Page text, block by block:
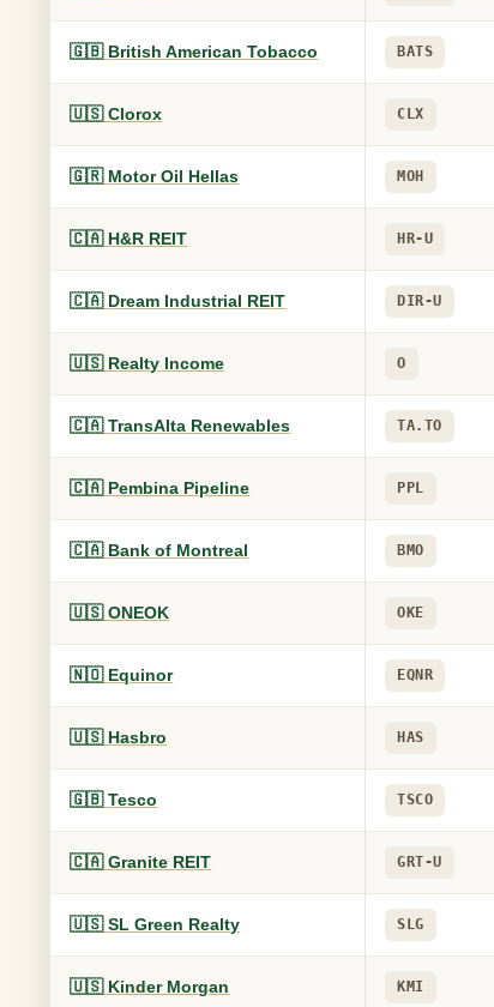
🇬🇧 British American Tobacco BATS
🇺🇸 Clorox CLX
🇬🇷 Motor Oil Hellas MOH
🇨🇦 H&R REIT HR-U
🇨🇦 Dream Industrial REIT DIR-U
🇺🇸 Realty Income O
🇨🇦 TransAlta Renewables TA.TO
🇨🇦 Pembina Pipeline PPL
🇨🇦 Bank of Montreal BMO
🇺🇸 ONEOK OKE
🇳🇴 Equinor EQNR
🇺🇸 Hasbro HAS
🇬🇧 Tesco TSCO
🇨🇦 Granite REIT GRT-U
🇺🇸 SL Green Realty SLG
🇺🇸 Kinder Morgan KMI